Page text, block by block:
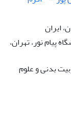
ایران
پیام نور، تهران،
بدنی و علوم